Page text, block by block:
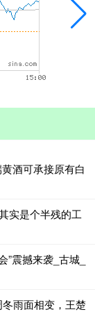
酒可承接原有白
实是个半残的工
震撼来袭_古城_
雨面相变，王楚